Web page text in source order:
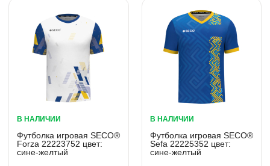
В НАЛИЧИИ
Футболка игровая SECO®
Forza 22223752 цвет:
сине-желтый
В НАЛИЧИИ
Футболка игровая SECO®
Sefa 22225352 цвет:
сине-желтый